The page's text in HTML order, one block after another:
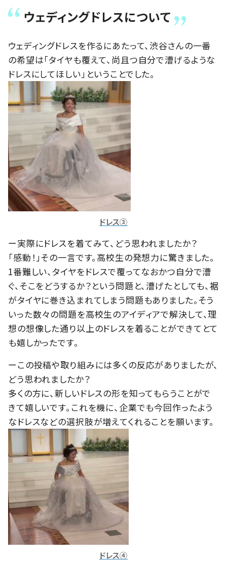
ウェディングドレスについて
ウェディングドレスを作るにあたって、渋谷さんの一番
の希望は「タイヤも覆えて、尚且つ自分で漕げるような
ドレスにしてほしい」ということでした。
ドレス③
ー実際にドレスを着てみて、どう思われましたか？
「感動！」その一言です。高校生の発想力に驚きました。
1番難しい、タイヤをドレスで覆ってなおかつ自分で漕
ぐ、そこをどうするか？という問題と、漕げたとしても、裾
がタイヤに巻き込まれてしまう問題もありました。そう
いった数々の問題を高校生のアイディアで解決して、理
想の想像した通り以上のドレスを着ることができてとて
も嬉しかったです。
ーこの投稿や取り組みには多くの反応がありましたが、
どう思われましたか？
多くの方に、新しいドレスの形を知ってもらうことがで
きて嬉しいです。これを機に、企業でも今回作ったよう
なドレスなどの選択肢が増えてくれることを願います。
ドレス④